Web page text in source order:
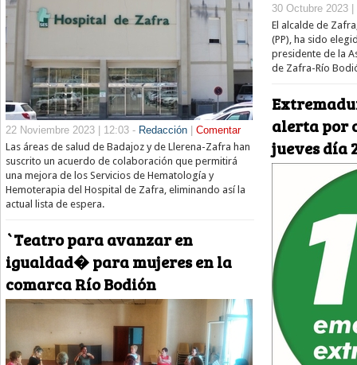
22 Noviembre 2023 | 12:03 - Redacción| Comentar
Las áreas de salud de Badajoz y de Llerena-Zafra han
suscrito un acuerdo de colaboración que permitirá
una mejora de los Servicios de Hematología y
Hemoterapia del Hospital de Zafra, eliminando así la
actual lista de espera.
`Teatro para avanzar en
igualdad� para mujeres en la
comarca Río Bodión
30 Octubre 2023
El alcalde de
(PP), ha sido
presidente de la
de Zafra-Río
alerta por
jueves día